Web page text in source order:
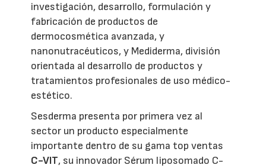
investigación, desarrollo, formulación y
fabricación de productos de
dermocosmética avanzada, y
nanonutracéuticos, y Mediderma, división
orientada al desarrollo de productos y
tratamientos profesionales de uso médico-
estético.
Sesderma presenta por primera vez al
sector un producto especialmente
importante dentro de su gama top ventas
C-VIT, su innovador Sérum liposomado C-